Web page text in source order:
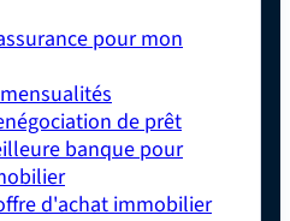
pour mon
de prêt
banque pour
d'achat immobilier